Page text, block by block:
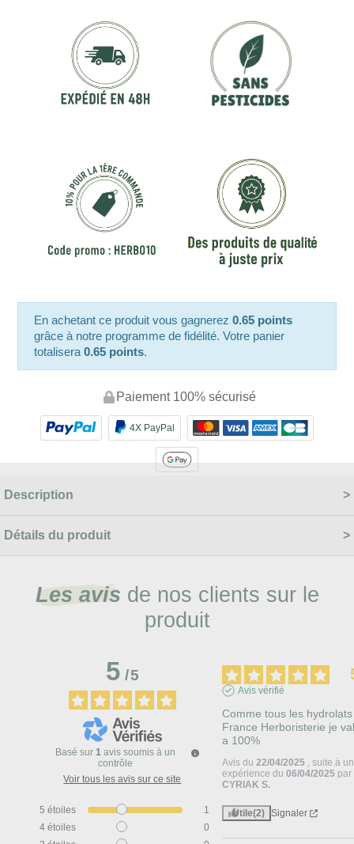
En achetant ce produit vous gagnerez0.65 points
grâce à notre programme de fidélité. Votre panier
totalisera0.65 points.
Paiement 100% sécurisé
4X PayPal
Description
Détails du produit
Les avis de nos clients sur le
produit
5/5
Basé sur 1 avis soumis à un
contrôle
Voir tous les avis sur ce site
5 étoiles
1
4 étoiles
0
Avis vérifié
Comme tous les
France Herboristerie je
a 100%
Avis du22/04/2025 , suite à
expérience du06/04/2025 par
CYRIAK S.
Utile(2) Signaler